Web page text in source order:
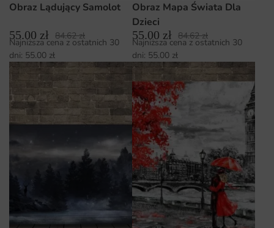
Obraz Lądujący Samolot
55.00 zł 84.62zł
Najniższa cena z ostatnich 30
dni: 55.00 zł
Obraz Mapa Świata Dla
Dzieci
55.00 zł 84.62zł
Najniższa cena z ostatnich 30
dni: 55.00 zł